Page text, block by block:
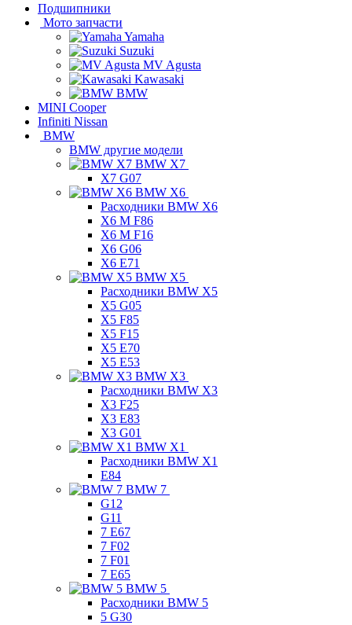
Подшипники
Мото запчасти
Yamaha
Suzuki
MV Agusta
Kawasaki
BMW
MINI Cooper
Infiniti Nissan
BMW
BMW другие модели
BMW X7
X7 G07
BMW X6
Расходники BMW X6
X6 M F86
X6 M F16
X6 G06
X6 E71
BMW X5
Расходники BMW X5
X5 G05
X5 F85
X5 F15
X5 E70
X5 E53
BMW X3
Расходники BMW X3
X3 F25
X3 E83
X3 G01
BMW X1
Расходники BMW X1
E84
BMW 7
G12
G11
7 Е67
7 F02
7 F01
7 E65
BMW 5
Расходники BMW 5
5 G30